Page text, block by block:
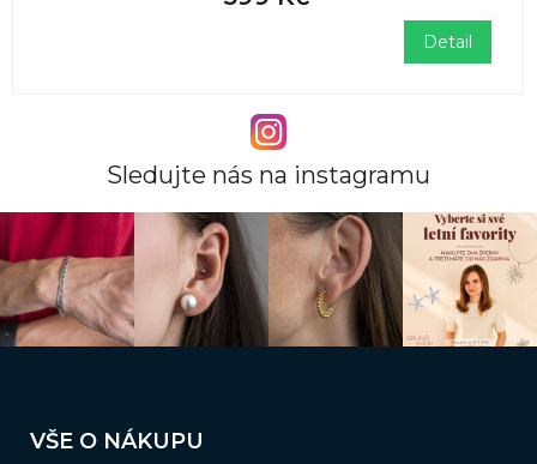
Detail
Sledujte nás na instagramu
pVŠE O NÁKUPU